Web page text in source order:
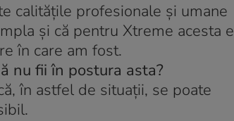
calităţile profesionale şi umane
şi că pentru Xtreme acesta e
în care am fost.
nu fii în postura asta?
în astfel de situaţii, se poate